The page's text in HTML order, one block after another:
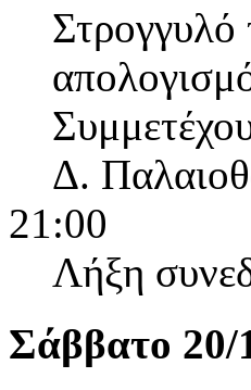
Στρογγυλό
Δ.
21:00
Λήξη
Σάββατο 20/